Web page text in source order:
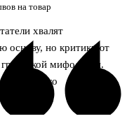
на товар
хвалят
основу, но критикуют
мифологии.
его